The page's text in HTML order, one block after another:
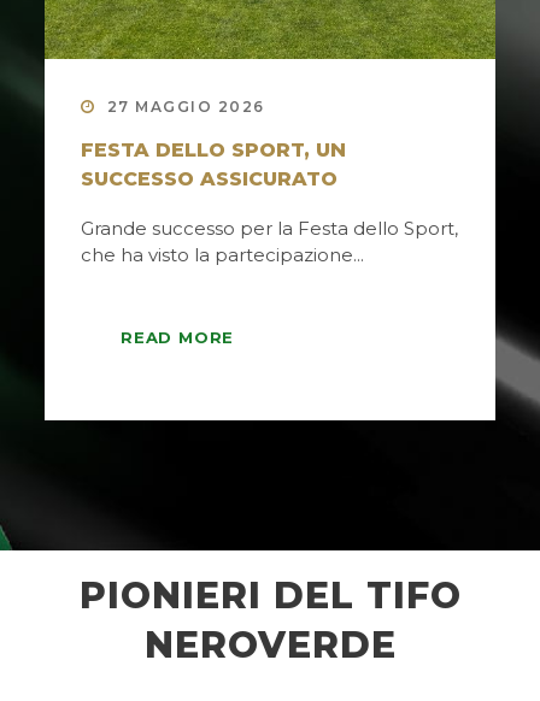
27 MAGGIO 2026
FESTA DELLO SPORT, UN
SUCCESSO ASSICURATO
Grande successo per la Festa dello Sport,
che ha visto la partecipazione...
READ MORE
PIONIERI DEL TIFO
NEROVERDE